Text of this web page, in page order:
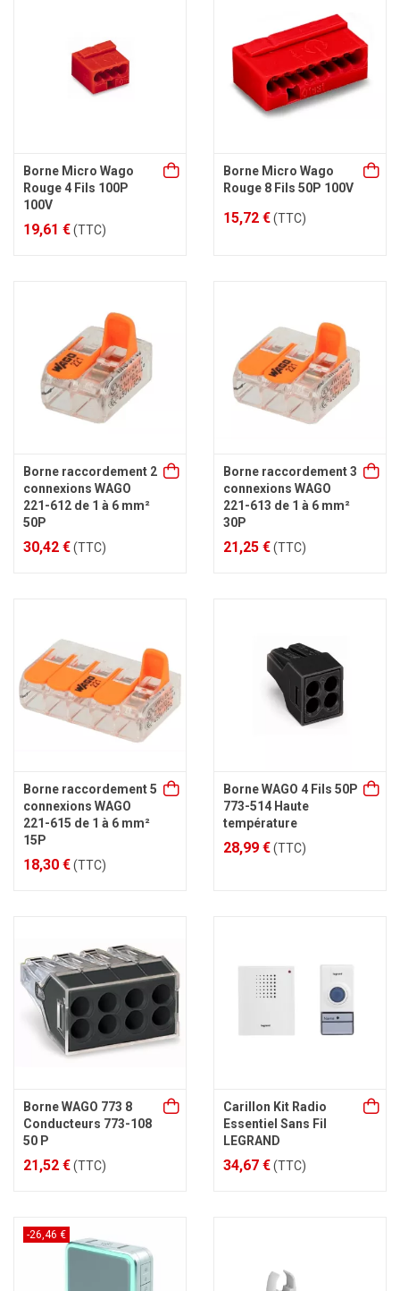
Borne Micro Wago
Rouge 4 Fils 100P
100V
19,61 €(TTC)
Borne Micro Wago
Rouge 8 Fils 50P 100V
15,72 €(TTC)
Borne raccordement 2
connexions WAGO
221-612 de 1 à 6 mm²
50P
30,42 €(TTC)
Borne raccordement 3
connexions WAGO
221-613 de 1 à 6 mm²
30P
21,25 €(TTC)
Borne raccordement 5
connexions WAGO
221-615 de 1 à 6 mm²
15P
18,30 €(TTC)
Borne WAGO 4 Fils 50P
773-514 Haute
température
28,99 €(TTC)
Borne WAGO 773 8
Conducteurs 773-108
50 P
21,52 €(TTC)
Carillon Kit Radio
Essentiel Sans Fil
LEGRAND
34,67 €(TTC)
-26,46 €